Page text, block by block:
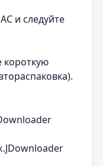
и следуйте
короткую